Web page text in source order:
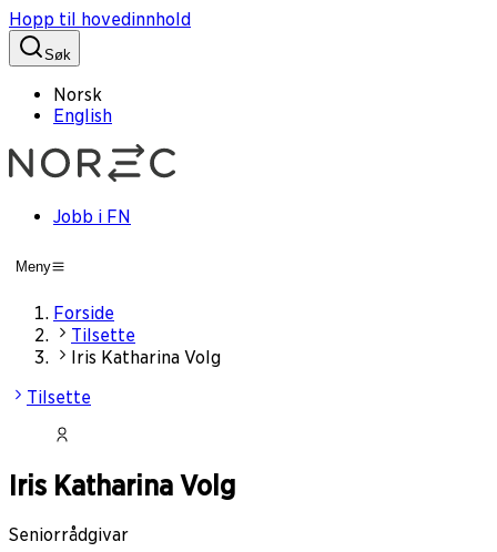
Hopp til hovedinnhold
Søk
Norsk
English
Jobb i FN
Meny
Forside
Tilsette
Iris Katharina Volg
Tilsette
Iris Katharina Volg
Seniorrådgivar